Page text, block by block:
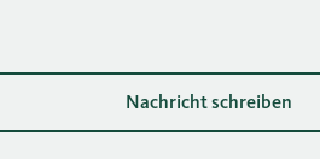
Nachricht schreiben